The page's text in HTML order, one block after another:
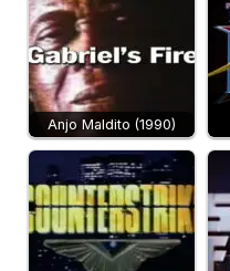
Anjo Maldito (1990)